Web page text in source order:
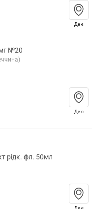
Де є
№20
Де є
рідк. фл. 50мл
Де є